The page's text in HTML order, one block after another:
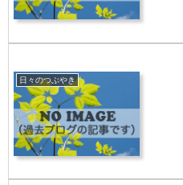
日々のつぶやき